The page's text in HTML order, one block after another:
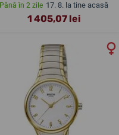
Până în 2 zile 17. 8. la tine acasă
1 405,07 lei